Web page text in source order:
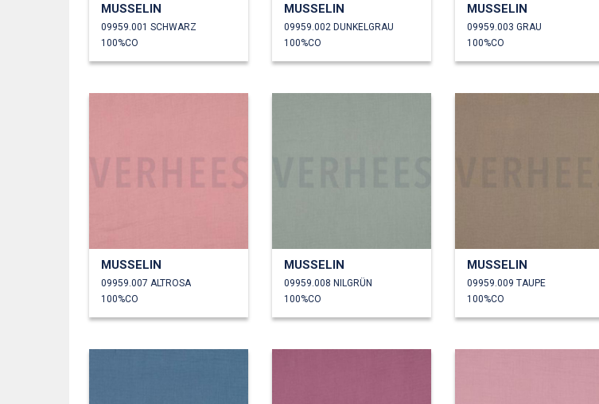
MUSSELIN
09959.001 SCHWARZ
100%CO
MUSSELIN
09959.002 DUNKELGRAU
100%CO
MUSSELIN
09959.003 GRAU
100%CO
MUSSELIN
09959.007 ALTROSA
100%CO
MUSSELIN
09959.008 NILGRÜN
100%CO
MUSSELIN
09959.009 TAUPE
100%CO